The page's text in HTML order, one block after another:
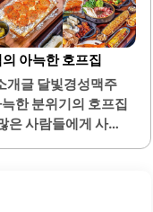
있는 재미가 있습니
어 학생들에게도 인
료로 많은 사람들에
화하기 좋은 환경
기 속에서 편안하게
이 서비스하여 더욱
아늑한 호프집
개글 달빛경성맥주
한 분위기의 호프집
은 사람들에게 사랑
.특히, 생맥주와 함